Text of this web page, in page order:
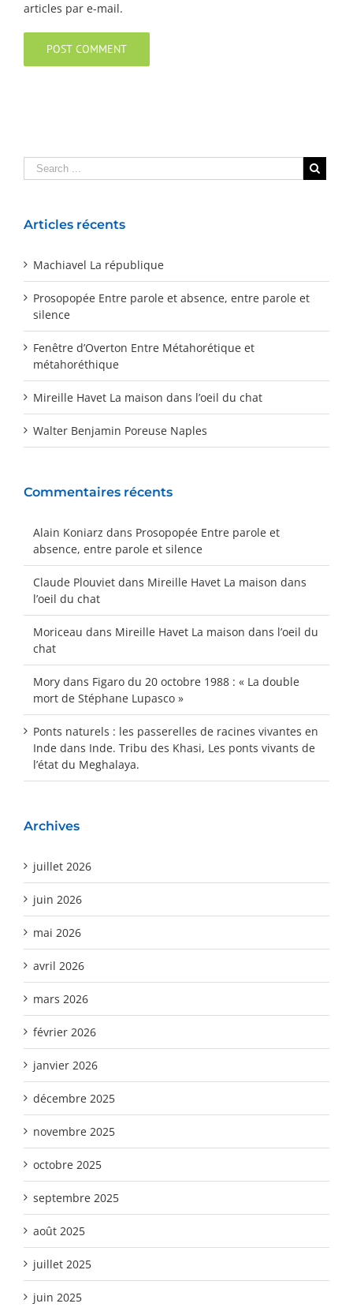
articles par e-mail.
Articles récents
Machiavel La république
Prosopopée Entre parole et absence, entre parole et
silence
Fenêtre d’Overton Entre Métahorétique et
métahoréthique
Mireille Havet La maison dans l’oeil du chat
Walter Benjamin Poreuse Naples
Commentaires récents
Alain Koniarz dans Prosopopée Entre parole et
absence, entre parole et silence
Claude Plouviet dans Mireille Havet La maison dans
l’oeil du chat
Moriceau dans Mireille Havet La maison dans l’oeil du
chat
Mory dans Figaro du 20 octobre 1988 : « La double
mort de Stéphane Lupasco »
Ponts naturels : les passerelles de racines vivantes en
Inde dans Inde. Tribu des Khasi, Les ponts vivants de
l’état du Meghalaya.
Archives
juillet 2026
juin 2026
mai 2026
avril 2026
mars 2026
février 2026
janvier 2026
décembre 2025
novembre 2025
octobre 2025
septembre 2025
août 2025
juillet 2025
juin 2025